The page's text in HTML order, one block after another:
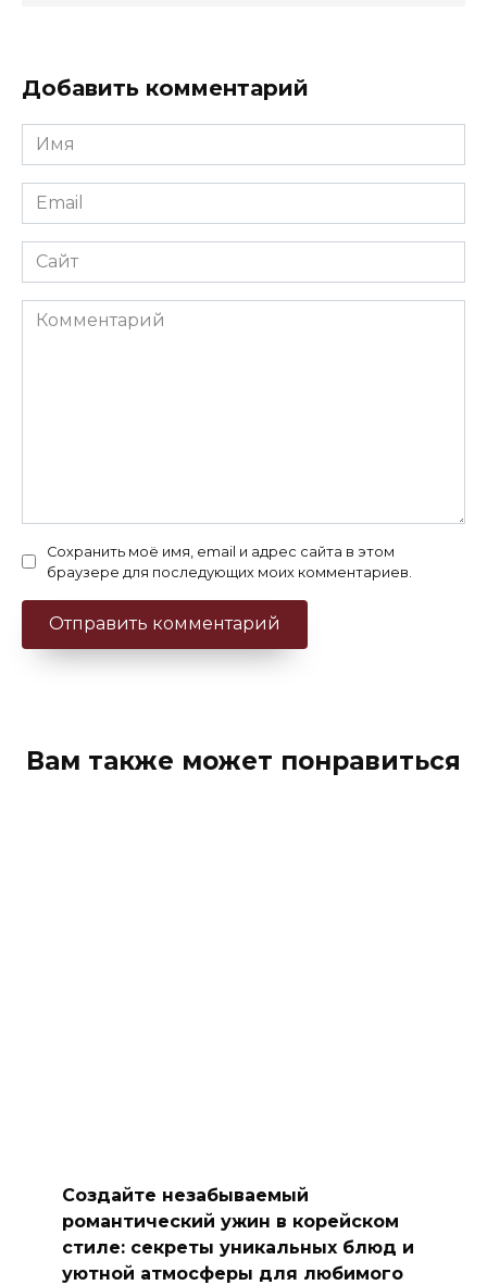
Добавить комментарий
Имя
*
Email
*
Сайт
Комментарий
Сохранить моё имя, email и адрес сайта в этом
браузере для последующих моих комментариев.
Вам также может понравиться
Создайте незабываемый
романтический ужин в корейском
стиле: секреты уникальных блюд и
уютной атмосферы для любимого